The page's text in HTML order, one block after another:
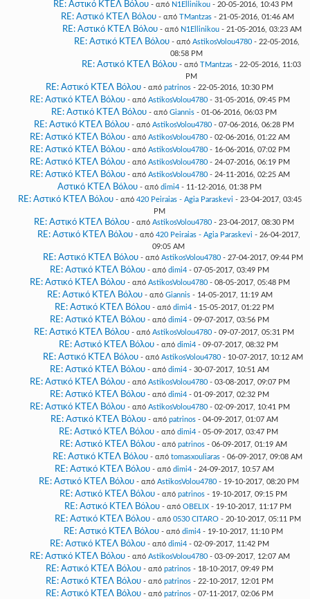
RE: Αστικό ΚΤΕΛ Βόλου - από N1Ellinikou - 20-05-2016, 10:43 PM
RE: Αστικό ΚΤΕΛ Βόλου - από TMantzas - 21-05-2016, 01:46 AM
RE: Αστικό ΚΤΕΛ Βόλου - από N1Ellinikou - 21-05-2016, 03:23 AM
RE: Αστικό ΚΤΕΛ Βόλου - από AstikosVolou4780- 22-05-2016,
08:58 PM
RE: Αστικό ΚΤΕΛ Βόλου - από TMantzas- 22-05-2016, 11:03
PM
RE: Αστικό ΚΤΕΛ Βόλου - από patrinos - 22-05-2016, 10:30 PM
RE: Αστικό ΚΤΕΛ Βόλου - από AstikosVolou4780- 31-05-2016, 09:45 PM
RE: Αστικό ΚΤΕΛ Βόλου - από Giannis - 01-06-2016, 06:03 PM
RE: Αστικό ΚΤΕΛ Βόλου - από AstikosVolou4780 - 07-06-2016, 06:28 PM
RE: Αστικό ΚΤΕΛ Βόλου - από AstikosVolou4780- 02-06-2016, 01:22 AM
RE: Αστικό ΚΤΕΛ Βόλου - από AstikosVolou4780- 16-06-2016, 07:02 PM
RE: Αστικό ΚΤΕΛ Βόλου - από AstikosVolou4780- 24-07-2016, 06:19 PM
RE: Αστικό ΚΤΕΛ Βόλου - από AstikosVolou4780- 24-11-2016, 02:25 AM
Αστικό ΚΤΕΛ Βόλου - από dimi4 - 11-12-2016, 01:38 PM
RE: Αστικό ΚΤΕΛ Βόλου - από 420 Peiraias - Agia Paraskevi - 23-04-2017, 03:45
PM
RE: Αστικό ΚΤΕΛ Βόλου - από AstikosVolou4780 - 23-04-2017, 08:30 PM
RE: Αστικό ΚΤΕΛ Βόλου - από 420 Peiraias - Agia Paraskevi - 26-04-2017,
09:05 AM
RE: Αστικό ΚΤΕΛ Βόλου - από AstikosVolou4780 - 27-04-2017, 09:44 PM
RE: Αστικό ΚΤΕΛ Βόλου - από dimi4 - 07-05-2017, 03:49 PM
RE: Αστικό ΚΤΕΛ Βόλου - από AstikosVolou4780- 08-05-2017, 05:48 PM
RE: Αστικό ΚΤΕΛ Βόλου - από Giannis- 14-05-2017, 11:19 AM
RE: Αστικό ΚΤΕΛ Βόλου - από dimi4- 15-05-2017, 01:22 PM
RE: Αστικό ΚΤΕΛ Βόλου - από dimi4 - 09-07-2017, 03:56 PM
RE: Αστικό ΚΤΕΛ Βόλου - από AstikosVolou4780 - 09-07-2017, 05:31 PM
RE: Αστικό ΚΤΕΛ Βόλου - από dimi4 - 09-07-2017, 08:32 PM
RE: Αστικό ΚΤΕΛ Βόλου - από AstikosVolou4780 - 10-07-2017, 10:12 AM
RE: Αστικό ΚΤΕΛ Βόλου - από dimi4 - 30-07-2017, 10:51 AM
RE: Αστικό ΚΤΕΛ Βόλου - από AstikosVolou4780- 03-08-2017, 09:07 PM
RE: Αστικό ΚΤΕΛ Βόλου - από dimi4 - 01-09-2017, 02:32 PM
RE: Αστικό ΚΤΕΛ Βόλου - από AstikosVolou4780- 02-09-2017, 10:41 PM
RE: Αστικό ΚΤΕΛ Βόλου - από patrinos- 04-09-2017, 01:07 AM
RE: Αστικό ΚΤΕΛ Βόλου - από dimi4 - 05-09-2017, 03:47 PM
RE: Αστικό ΚΤΕΛ Βόλου - από patrinos- 06-09-2017, 01:19 AM
RE: Αστικό ΚΤΕΛ Βόλου - από tomasxouliaras - 06-09-2017, 09:08 AM
RE: Αστικό ΚΤΕΛ Βόλου - από dimi4- 24-09-2017, 10:57 AM
RE: Αστικό ΚΤΕΛ Βόλου - από AstikosVolou4780- 19-10-2017, 08:20 PM
RE: Αστικό ΚΤΕΛ Βόλου - από patrinos- 19-10-2017, 09:15 PM
RE: Αστικό ΚΤΕΛ Βόλου - από OBELIX- 19-10-2017, 11:17 PM
RE: Αστικό ΚΤΕΛ Βόλου - από 0530 CITARO- 20-10-2017, 05:11 PM
RE: Αστικό ΚΤΕΛ Βόλου - από dimi4- 19-10-2017, 11:10 PM
RE: Αστικό ΚΤΕΛ Βόλου - από dimi4 - 02-09-2017, 11:42 PM
RE: Αστικό ΚΤΕΛ Βόλου - από AstikosVolou4780- 03-09-2017, 12:07 AM
RE: Αστικό ΚΤΕΛ Βόλου - από patrinos - 18-10-2017, 09:49 PM
RE: Αστικό ΚΤΕΛ Βόλου - από patrinos - 22-10-2017, 12:01 PM
RE: Αστικό ΚΤΕΛ Βόλου - από patrinos - 07-11-2017, 02:06 PM